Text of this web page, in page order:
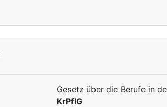
Gesetz über die Berufe in
KrPflG